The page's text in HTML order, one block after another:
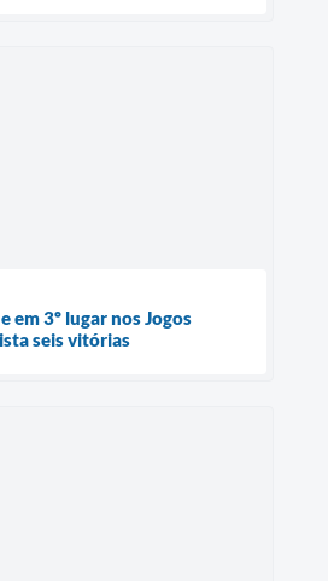
em 3º lugar nos Jogos
seis vitórias